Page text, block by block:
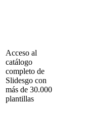
Acceso al
catálogo
completo de
Slidesgo con
más de 30.000
plantillas